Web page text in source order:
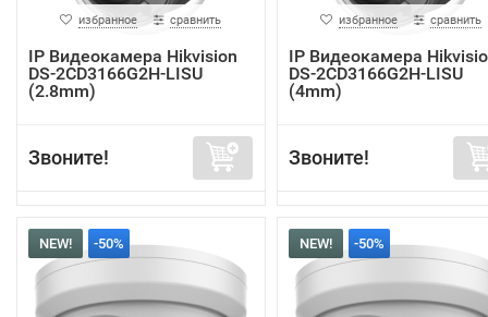
избранное сравнить
IP Видеокамера Hikvision
DS-2CD3166G2H-LISU
(2.8mm)
Звоните!
избранное сравнить
IP Видеокамера
DS-2CD3166G2H-LISU
(4mm)
Звоните!
NEW! -50% NEW! -50%